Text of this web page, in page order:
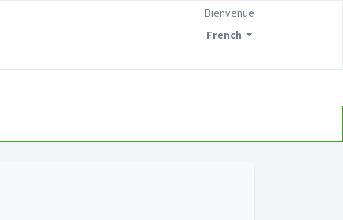
French
Bienvenue